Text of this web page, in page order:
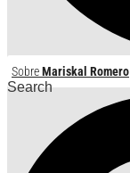
SobreMariskal Romero
Search